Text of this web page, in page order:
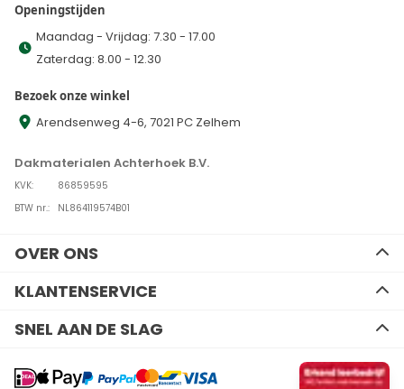
Openingstijden
Maandag - Vrijdag: 7.30 - 17.00
Zaterdag: 8.00 - 12.30
Bezoek onze winkel
Arendsenweg 4-6, 7021 PC Zelhem
Dakmaterialen Achterhoek B.V.
KVK:
86859595
BTW nr.:
NL864119574B01
OVER ONS
Ons team
Algemene voorwaarden
Privacy Policy
KLANTENSERVICE
Kennisbank
SNEL AAN DE SLAG
Resitrix dakbedekking